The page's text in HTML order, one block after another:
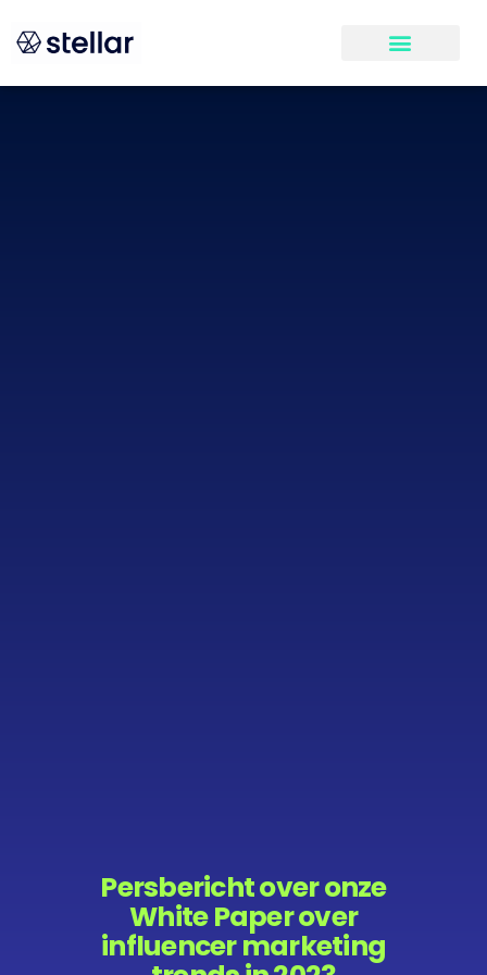
Persbericht over onze
White Paper over
influencer marketing